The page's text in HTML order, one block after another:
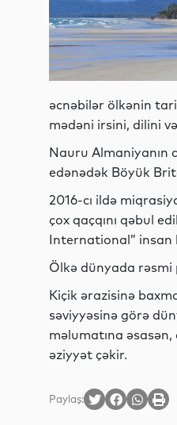
əcnəbilər ölkənin
mədəni irsini, dilini
Nauru Almaniyanın
edənədək Böyük
2016-cı ildə
çox qaçqını qəbul
International” insan
Ölkə dünyada rəsmi
Kiçik ərazisinə
səviyyəsinə görə
məlumatına
əziyyət çəkir.
Paylaş: